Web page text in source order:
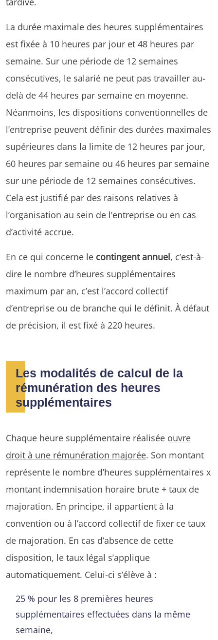
La durée maximale des heures supplémentaires
est fixée à 10 heures par jour et 48 heures par
semaine. Sur une période de 12 semaines
consécutives, le salarié ne peut pas travailler au-
delà de 44 heures par semaine en moyenne.
Néanmoins, les dispositions conventionnelles de
l’entreprise peuvent définir des durées maximales
supérieures dans la limite de 12 heures par jour,
60 heures par semaine ou 46 heures par semaine
sur une période de 12 semaines consécutives.
Cela est justifié par des raisons relatives à
l’organisation au sein de l’entreprise ou en cas
d’activité accrue.
En ce qui concerne le contingent annuel, c’est-à-
dire le nombre d’heures supplémentaires
maximum par an, c’est l’accord collectif
d’entreprise ou de branche qui le définit. À défaut
de précision, il est fixé à 220 heures.
Les modalités de calcul de la
rémunération des heures
supplémentaires
Chaque heure supplémentaire réalisée ouvre
droit à une rémunération majorée. Son montant
représente le nombre d’heures supplémentaires x
montant indemnisation horaire brute + taux de
majoration. En principe, il appartient à la
convention ou à l’accord collectif de fixer ce taux
de majoration. En cas d’absence de cette
disposition, le taux légal s’applique
automatiquement. Celui-ci s’élève à :
25 % pour les 8 premières heures
supplémentaires effectuées dans la même
semaine,